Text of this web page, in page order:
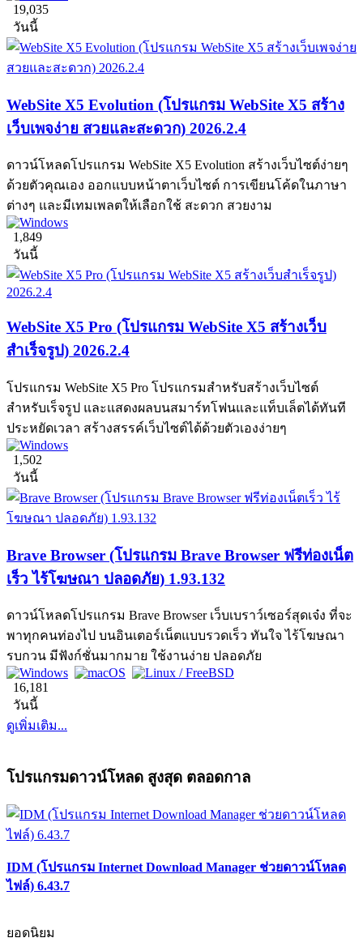
19,035
วันนี้
WebSite X5 Evolution (โปรแกรม WebSite X5 สร้าง
เว็บเพจง่าย สวยและสะดวก) 2026.2.4
ดาวน์โหลดโปรแกรม WebSite X5 Evolution สร้างเว็บไซต์ง่ายๆ
ด้วยตัวคุณเอง ออกแบบหน้าตาเว็บไซต์ การเขียนโค้ดในภาษา
ต่างๆ และมีเทมเพลตให้เลือกใช้ สะดวก สวยงาม
1,849
วันนี้
WebSite X5 Pro (โปรแกรม WebSite X5 สร้างเว็บ
สำเร็จรูป) 2026.2.4
โปรแกรม WebSite X5 Pro โปรแกรมสำหรับสร้างเว็บไซต์
สำหรับเร็จรูป และแสดงผลบนสมาร์ทโฟนและแท็บเล็ตได้ทันที
ประหยัดเวลา สร้างสรรค์เว็บไซต์ได้ด้วยตัวเองง่ายๆ
1,502
วันนี้
Brave Browser (โปรแกรม Brave Browser ฟรีท่องเน็ต
เร็ว ไร้โฆษณา ปลอดภัย) 1.93.132
ดาวน์โหลดโปรแกรม Brave Browser เว็บเบราว์เซอร์สุดเจ๋ง ที่จะ
พาทุกคนท่องไป บนอินเตอร์เน็ตแบบรวดเร็ว ทันใจ ไร้โฆษณา
รบกวน มีฟังก์ชั่นมากมาย ใช้งานง่าย ปลอดภัย
16,181
วันนี้
ดูเพิ่มเติม...
โปรแกรมดาวน์โหลด สูงสุด ตลอดกาล
IDM (โปรแกรม Internet Download Manager ช่วยดาวน์โหลด
ไฟล์) 6.43.7
ยอดนิยม